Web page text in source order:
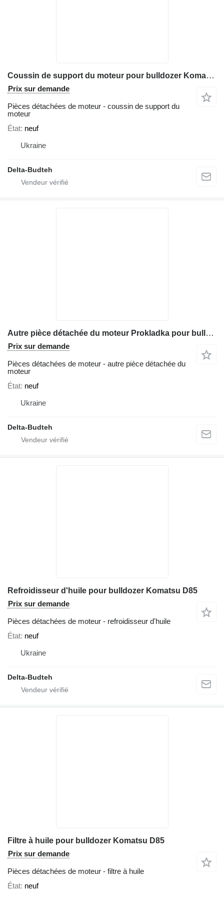
Coussin de support du moteur pour bulldozer Komatsu D61
Prix sur demande
Pièces détachées de moteur - coussin de support du
moteur
État neuf
Ukraine
Delta-Budteh
Autre pièce détachée du moteur Prokladka pour bulldozer Komatsu D65
Prix sur demande
Pièces détachées de moteur - autre pièce détachée du
moteur
État neuf
Ukraine
Delta-Budteh
Refroidisseur d'huile pour bulldozer Komatsu D85
Prix sur demande
Pièces détachées de moteur - refroidisseur d'huile
État neuf
Ukraine
Delta-Budteh
Filtre à huile pour bulldozer Komatsu D85
Prix sur demande
Pièces détachées de moteur - filtre à huile
État neuf